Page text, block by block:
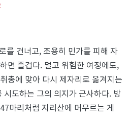
를 건너고, 조용히 민가를 피해 자
면 즐겁다. 멀고 위험한 여정에도,
총에 맞아 다시 제자리로 옮겨지는
시도하는 그의 의지가 근사하다. 방
마리처럼 지리산에 머무르는 게